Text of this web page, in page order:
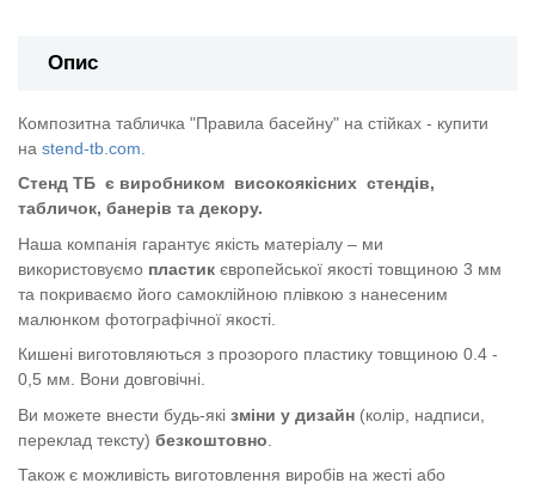
Опис
Композитна табличка "Правила басейну" на стійках - купити
на stend-tb.com.
Стенд ТБ є виробником високоякісних стендів,
табличок, банерів та декору.
Наша компанія гарантує якість матеріалу – ми
використовуємо пластик європейської якості товщиною 3 мм
та покриваємо його самоклійною плівкою з нанесеним
малюнком фотографічної якості.
Кишені виготовляються з прозорого пластику товщиною 0.4 -
0,5 мм. Вони довговічні.
Ви можете внести будь-які зміни у дизайн (колір, надписи,
переклад тексту) безкоштовно
Також є можливість виготовлення виробів на жесті або